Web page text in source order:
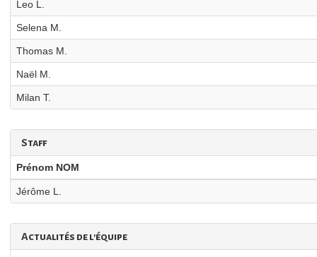
Leo L.
Selena M.
Thomas M.
Naël M.
Milan T.
Staff
Prénom NOM
Jérôme L.
Actualités de l'équipe